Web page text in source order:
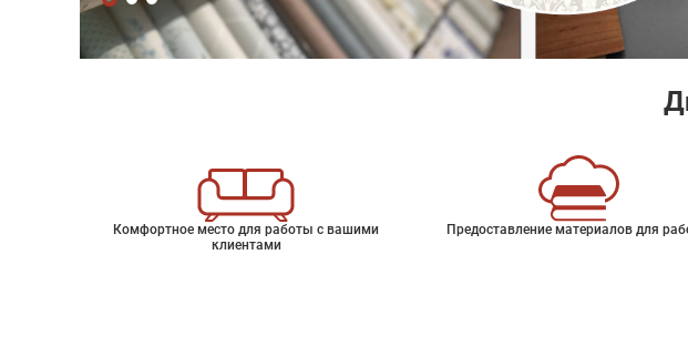
Комфортное место для работы с вашими
клиентами
Предоставление материалов для